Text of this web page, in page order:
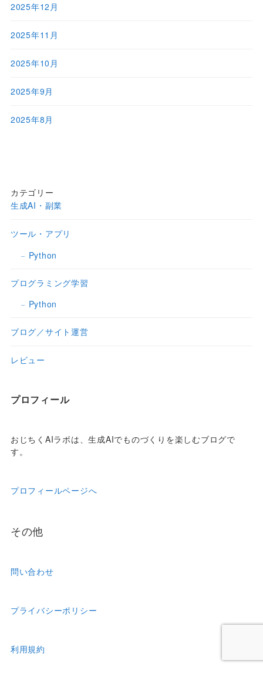
2025年12月
2025年11月
2025年10月
2025年9月
2025年8月
カテゴリー
生成AI・副業
ツール・アプリ
Python
プログラミング学習
Python
ブログ／サイト運営
レビュー
プロフィール
おじちくAIラボは、生成AIでものづくりを楽しむブログで
す。
プロフィールページへ
その他
問い合わせ
プライバシーポリシー
利用規約